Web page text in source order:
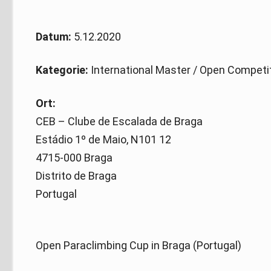
Datum: 5.12.2020
Kategorie: International Master / Open
Ort:
CEB – Clube de Escalada de Braga
Estádio 1º de Maio, N101 12
4715-000 Braga
Distrito de Braga
Portugal
Open Paraclimbing Cup in Braga (Portugal)